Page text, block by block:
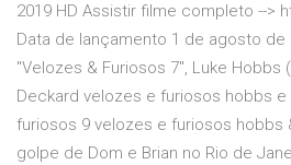
2019 HD Assistir filme completo -->
Data de lançamento 1 de agosto de
"Velozes & Furiosos 7", Luke Hobbs
Deckard velozes e furiosos hobbs
furiosos 9 velozes e furiosos hobbs
golpe de Dom e Brian no Rio de